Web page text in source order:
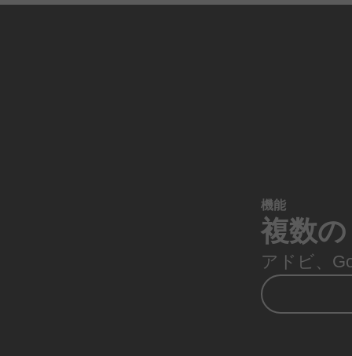
機能
複数の
アドビ、